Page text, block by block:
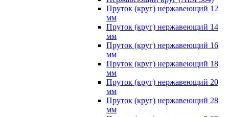
Пруток (круг) нержавеющий 12
мм
Пруток (круг) нержавеющий 14
мм
Пруток (круг) нержавеющий 16
мм
Пруток (круг) нержавеющий 18
мм
Пруток (круг) нержавеющий 20
мм
Пруток (круг) нержавеющий 28
мм